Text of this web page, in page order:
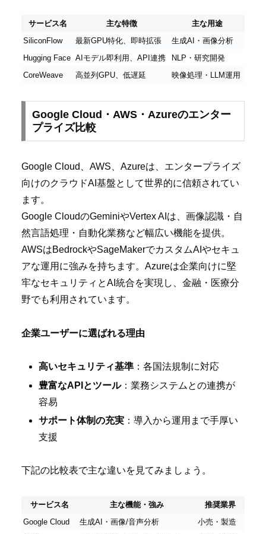
サービス名 主な特徴
主な用途
SiliconFlow
最新GPU特化、即時拡張
生成AI・画像分析
Hugging Face AIモデル即利用、API連携
NLP・研究開発
CoreWeave
高並列GPU、低遅延 映像処理・LLM運用
Google Cloud・AWS・Azureのエンター
プライズ比較
Google Cloud、AWS、Azureは、エンタープライズ
向けのクラウドAI基盤として世界的に信頼されてい
ます。
Google CloudのGeminiやVertex AIは、画像認識・自
然言語処理・自動化業務など幅広い機能を提供。
AWSはBedrockやSageMakerでカスタムAIやセキュ
アな運用に強みを持ちます。Azureは企業向けに堅
牢なセキュリティとAI統合を実現し、金融・医療分
野でも利用されています。
企業ユーザーに選ばれる理由
高いセキュリティ基準 ：各国法規制に対応
豊富なAPIとツール：業務システムとの連携が
容易
サポート体制の充実 ：導入から運用まで手厚い
支援
下記の比較表で主な違いを見てみましょう。
サービス名 主な機能・強み
推奨業界
Google Cloud
生成AI・画像/音声分析
小売・製造